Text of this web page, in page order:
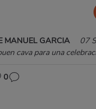
MANUEL GARCIA
07
cava para una
0